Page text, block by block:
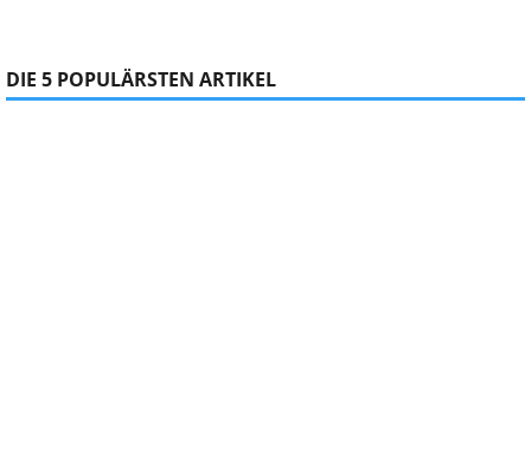
DIE 5 POPULÄRSTEN ARTIKEL